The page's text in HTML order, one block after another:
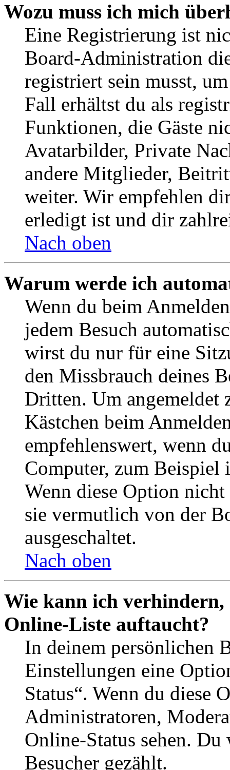
Wozu muss ich mich
Eine Registrierung ist
Board-Administration
registriert sein musst,
Fall erhältst du als
Funktionen, die Gäste
Avatarbilder, Private
andere Mitglieder,
weiter. Wir empfehlen
erledigt ist und dir
Nach oben
Warum werde ich
Wenn du beim
jedem Besuch
wirst du nur für eine
den Missbrauch deines
Dritten. Um angemeldet
Kästchen beim
empfehlenswert, wenn
Computer, zum Beispiel
Wenn diese Option
sie vermutlich von der
ausgeschaltet.
Nach oben
Wie kann ich verhindern,
Online-Liste auftaucht?
In deinem persönlichen
Einstellungen eine
Status“. Wenn du diese
Administratoren,
Online-Status sehen.
Besucher gezählt.